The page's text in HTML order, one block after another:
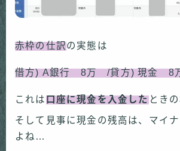
赤枠の仕訳の実態は
借方) A銀行 8万 /貸方) 現金 8
これは 口座に現金を入金した とき
そして見事に現金の残高は、マイ
よね…